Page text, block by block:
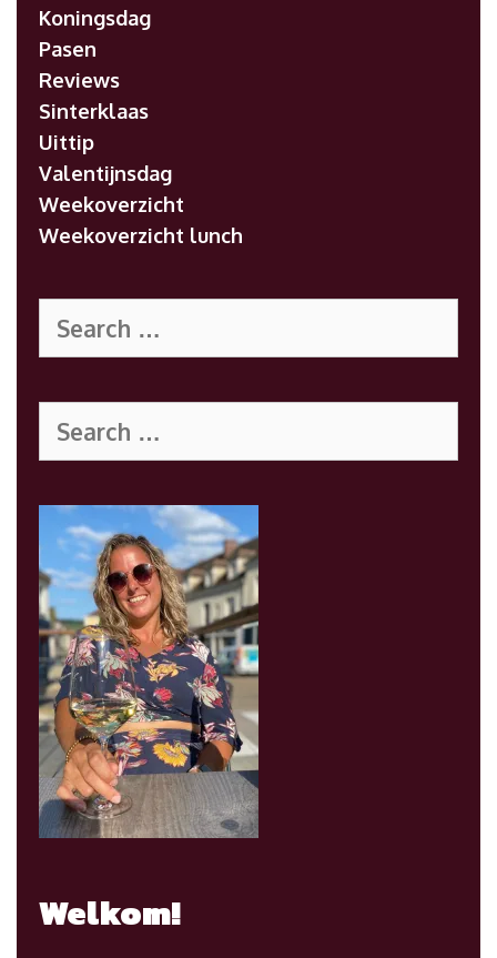
Koningsdag
Pasen
Reviews
Sinterklaas
Uittip
Valentijnsdag
Weekoverzicht
Weekoverzicht lunch
for:
for:
Welkom!